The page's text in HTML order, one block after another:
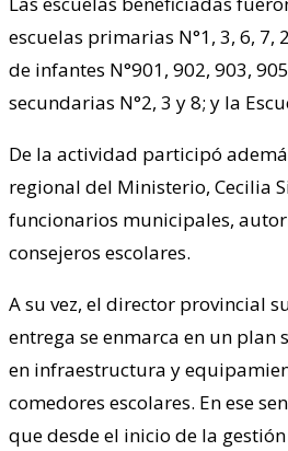
escuelas primarias N°1, 3, 6, 7,
de infantes N°901, 902, 903,
secundarias N°2, 3 y 8; y la
De la actividad participó
regional del Ministerio, Cecilia
funcionarios municipales,
consejeros escolares.
A su vez, el director provincial
entrega se enmarca en un plan
en infraestructura y
comedores escolares. En ese
que desde el inicio de la